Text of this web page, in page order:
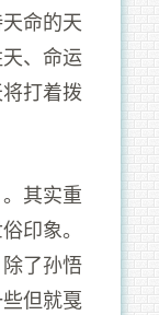
命的天
、命运
打着拨
其实重
印象。
了孙悟
但就戛